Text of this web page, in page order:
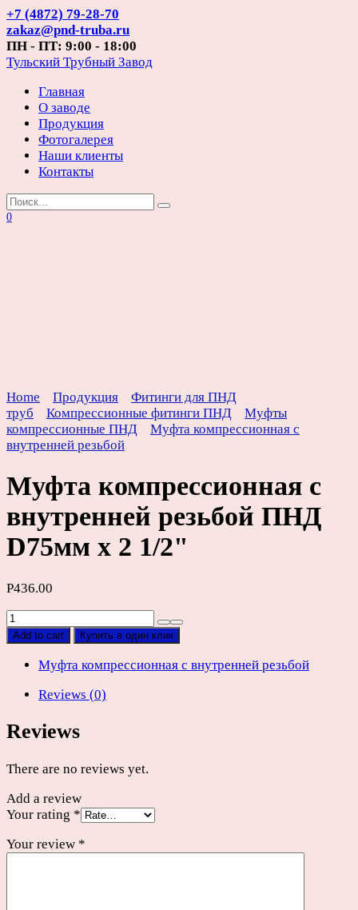
Перейти
к
содержанию
+7 (4872) 79-28-70
zakaz@pnd-truba.ru
ПН - ПТ: 9:00 - 18:00
Тульский Трубный Завод
Главная
О заводе
Продукция
Фотогалерея
Наши клиенты
Контакты
Search
for:
0
Home Продукция
Фитинги для ПНД
труб
Компрессионные фитинги ПНД
Муфты
компрессионные ПНД
Муфта компрессионная с
внутренней резьбой
Муфта компрессионная с
внутренней резьбой ПНД
D75мм х 2 1/2"
Р436.00
Муфта
компрессионная
внутренней
ПНД
х
1/2"
quantity
Add to cart Купить в один клик
Муфта компрессионная с внутренней резьбой
Reviews (0)
Reviews
There are no reviews yet.
Add a review
Your rating *
Your review *